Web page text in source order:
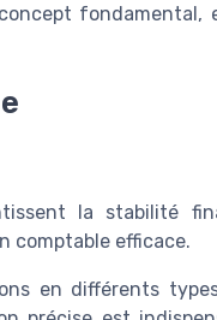
fondamental,
la stabilité
comptable efficace.
en différents